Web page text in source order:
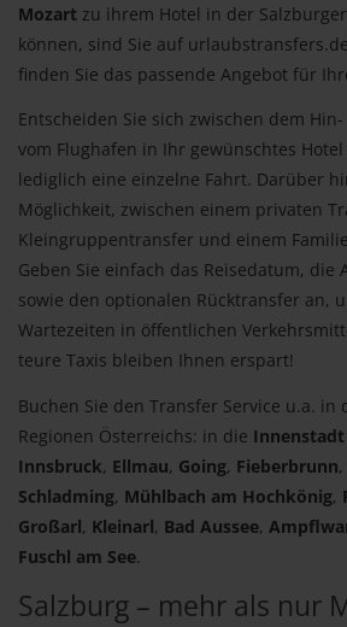
Mozart zu ihrem Hotel in der
können, sind Sie auf
finden Sie das passende Angebot für
Entscheiden Sie sich zwischen dem
vom Flughafen in Ihr gewünschtes
lediglich eine einzelne Fahrt. Darüber
Möglichkeit, zwischen einem privaten
Kleingruppentransfer und einem
Geben Sie einfach das Reisedatum, die
sowie den optionalen Rücktransfer an,
Wartezeiten in öffentlichen
teure Taxis bleiben Ihnen erspart!
Buchen Sie den Transfer Service u.a. in
Regionen Österreichs: in die
Innsbruck, Ellmau, Going, Fieberbrunn,
Schladming, Mühlbach am Hochkönig,
Großarl, Kleinarl, Bad Aussee,
Fuschl am See.
Salzburg – mehr als nur